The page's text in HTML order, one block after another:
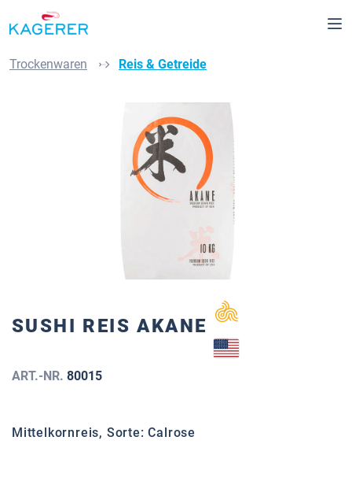
Zum Hauptinhalt springen
Trockenwaren Reis & Getreide
SUSHI REIS AKANE
ART.-NR. 80015
Mittelkornreis, Sorte: Calrose